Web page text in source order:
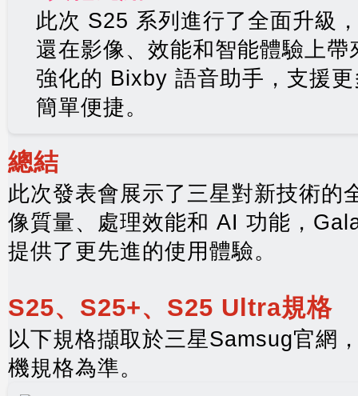
此次 S25 系列進行了全面升級
還在影像、效能和智能體驗上帶
強化的 Bixby 語音助手，支援
簡單便捷。
總結
此次發表會展示了三星對新技術的
像質量、處理效能和 AI 功能，
提供了更先進的使用體驗。
S25、S25+、S25 Ultra規格
以下規格擷取於三星Samsug官網
機規格為準。